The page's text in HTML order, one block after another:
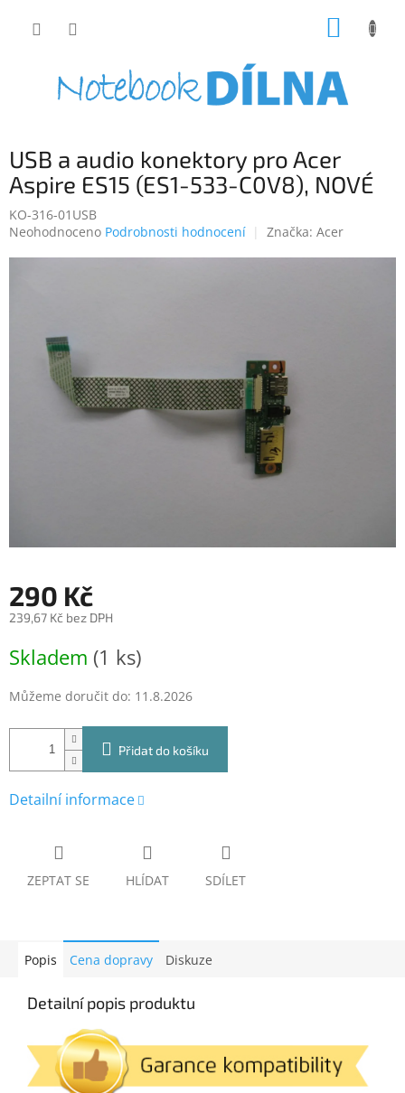
USB a audio konektory pro Acer
Aspire ES15 (ES1-533-C0V8), NOVÉ
KO-316-01USB
Průměrné
hvězdiček.
Neohodnoceno Podrobnosti hodnocení Značka: Acer
290 Kč
239,67 Kč bez DPH
cena:
Skladem (1 ks)
Můžeme doručit do: 11.8.2026
Přidat do košíku
Detailní informace
ZEPTAT SE HLÍDAT SDÍLET
Popis Cena dopravy Diskuze
Detailní popis produktu